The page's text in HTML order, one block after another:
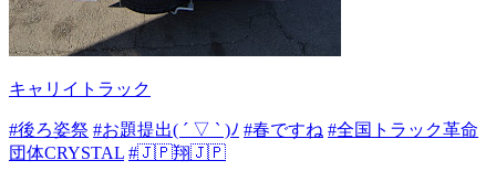
キャリイトラック
#後ろ姿祭 #お題提出( ´ ▽ ` )ﾉ #春ですね #全国トラック革命
団体CRYSTAL #🇯🇵翔🇯🇵